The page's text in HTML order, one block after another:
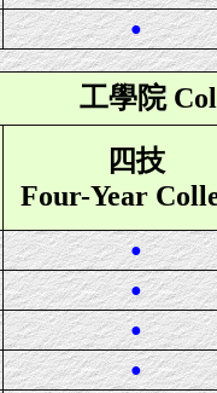
●
工學院
四技
Four-Year
●
●
●
●